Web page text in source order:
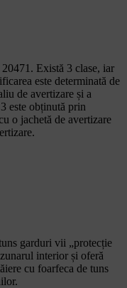
Există 3 clase, iar
este determinată de
de avertizare și a
este obținută prin
o jachetă de avertizare
garduri vii „protecție
interior și oferă
cu foarfeca de tuns